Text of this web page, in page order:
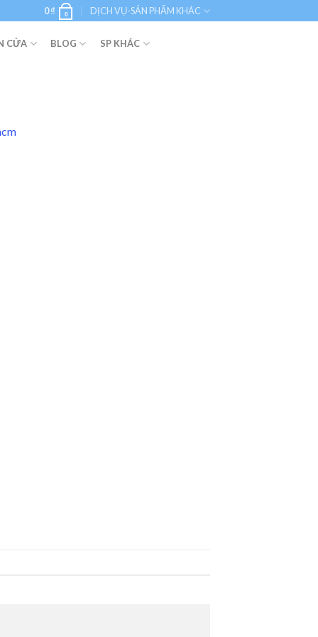
0₫ 0 DỊCH VỤ-SẢN PHẨM KHÁC
CỬA BLOG SP KHÁC